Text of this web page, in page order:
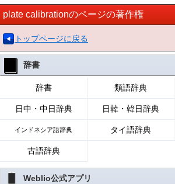
plate calibrationのページの著作権
トップページに戻る
辞書
辞書 類語辞典
日中・中日辞典 日韓・韓日辞典
インドネシア語辞典 タイ語辞典
古語辞典
Weblio公式アプリ